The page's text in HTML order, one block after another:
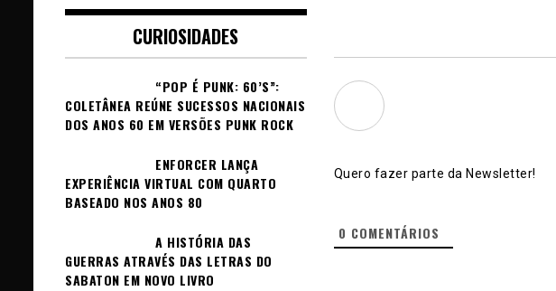
Quero fazer parte da Newsletter!
0 COMENTÁRIOS
CURIOSIDADES
“POP É PUNK: 60’S”:
COLETÂNEA REÚNE SUCESSOS NACIONAIS
DOS ANOS 60 EM VERSÕES PUNK ROCK
ENFORCER LANÇA
EXPERIÊNCIA VIRTUAL COM QUARTO
BASEADO NOS ANOS 80
A HISTÓRIA DAS
GUERRAS ATRAVÉS DAS LETRAS DO
SABATON EM NOVO LIVRO